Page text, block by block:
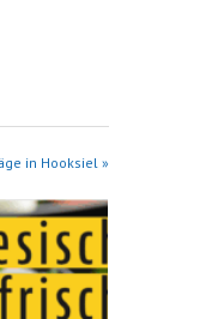
in Hooksiel »